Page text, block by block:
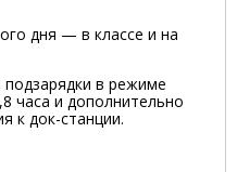
дня — в классе и на
в режиме
часа и дополнительно
к док-станции.